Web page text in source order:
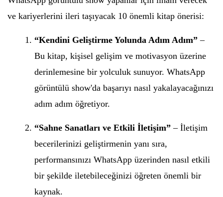
ve kariyerlerini ileri taşıyacak 10 önemli kitap önerisi:
“Kendini Geliştirme Yolunda Adım Adım” –
Bu kitap, kişisel gelişim ve motivasyon üzerine
derinlemesine bir yolculuk sunuyor. WhatsApp
görüntülü show'da başarıyı nasıl yakalayacağınızı
adım adım öğretiyor.
“Sahne Sanatları ve Etkili İletişim” – İletişim
becerilerinizi geliştirmenin yanı sıra,
performansınızı WhatsApp üzerinden nasıl etkili
bir şekilde iletebileceğinizi öğreten önemli bir
kaynak.